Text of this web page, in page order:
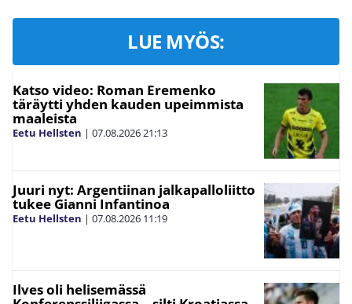
LUE MYÖS:
Katso video: Roman Eremenko
täräytti yhden kauden upeimmista
maaleista
Eetu Hellsten | 07.08.202621:13
Juuri nyt: Argentiinan jalkapalloliitto
tukee Gianni Infantinoa
Eetu Hellsten | 07.08.2026 11:19
Ilves oli helisemässä